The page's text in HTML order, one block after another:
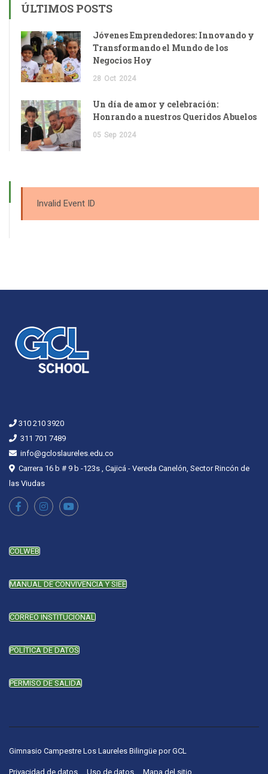
ÚLTIMOS POSTS
Jóvenes Emprendedores: Innovando y
Transformando el Mundo de los
Negocios Hoy
28 Oct 2024
Un día de amor y celebración:
Honrando a nuestros Queridos Abuelos
05 Sep 2024
Invalid Event ID
310 210 3920
311 701 7489
info@gcloslaureles.edu.co
Carrera 16 b # 9 b -123s , Cajicá - Vereda Canelón, Sector Rincón de
las Viudas
COLWEB
MANUAL DE CONVIVENCIA Y SIEE
CORREO INSTITUCIONAL
POLÍTICA DE DATOS
PERMISO DE SALIDA
Gimnasio Campestre Los Laureles Bilingüe porGCL
Privacidad de datos Uso de datos Mapa del sitio